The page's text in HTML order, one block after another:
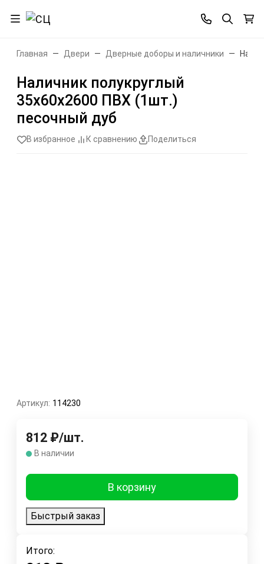
Главная Двери Дверные доборы и наличники
Наличник полукруглый
35х60х2600 ПВХ (1шт.)
песочный дуб
В избранное К сравнению Поделиться
Артикул: 114230
812 ₽/шт.
В наличии
В корзину
Быстрый заказ
Итого: